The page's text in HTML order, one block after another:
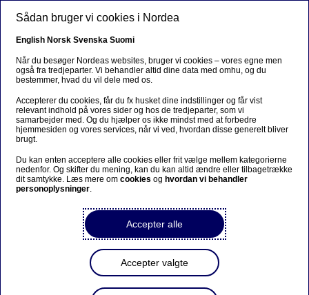
Gå til hovedindhold
Ursäkta...
Den här sidan finns tyvärr inte på svenska.
Stanna kvar på sidan
svenska
Nordeas nomineringsudvalg
for den ordinære
generalforsamling 2018 er
Sådan bruger vi cookies i Nordea
English Norsk Svenska Suomi
Når du besøger Nordeas websites, bruger vi cookies – vores egne men
også fra tredjeparter. Vi behandler altid dine data med omhu, og du
bestemmer, hvad du vil dele med os.
Accepterer du cookies, får du fx husket dine indstillinger og får vist
relevant indhold på vores sider og hos de tredjeparter, som vi
samarbejder med. Og du hjælper os ikke mindst med at forbedre
hjemmesiden og vores services, når vi ved, hvordan disse generelt bliver
brugt.
Du kan enten acceptere alle cookies eller frit vælge mellem kategorierne
nedenfor. Og skifter du mening, kan du kan altid ændre eller tilbagetrække
dit samtykke. Læs mere omcookies og hvordan vi behandler
personoplysninger.
Accepter alle
Accepter valgte